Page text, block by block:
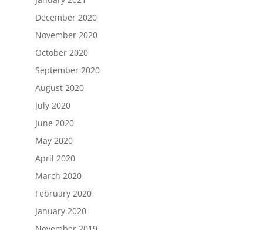
December 2020
November 2020
October 2020
September 2020
August 2020
July 2020
June 2020
May 2020
April 2020
March 2020
February 2020
January 2020